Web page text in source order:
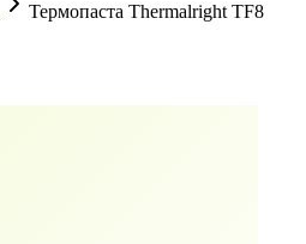
Термопаста Thermalright TF8